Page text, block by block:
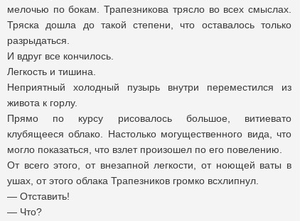
мелочью по бокам. Трапезникова трясло во всех смыслах.
Тряска дошла до такой степени, что оставалось только
разрыдаться.
И вдруг все кончилось.
Легкость и тишина.
Неприятный холодный пузырь внутри переместился из
живота к горлу.
Прямо по курсу рисовалось большое, витиевато
клубящееся облако. Настолько могущественного вида, что
могло показаться, что взлет произошел по его повелению.
От всего этого, от внезапной легкости, от ноющей ваты в
ушах, от этого облака Трапезников громко всхлипнул.
— Отставить!
— Что?